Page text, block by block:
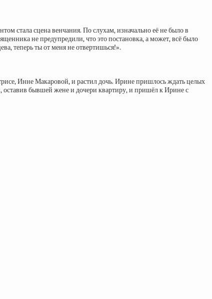
стала сцена венчания. По слухам, изначально её не было в
не предупредили, что это постановка, а может, всё было
теперь ты от меня не отвертишься!».
Инне Макаровой, и растил дочь. Ирине пришлось ждать целых
оставив бывшей жене и дочери квартиру, и пришёл к Ирине с